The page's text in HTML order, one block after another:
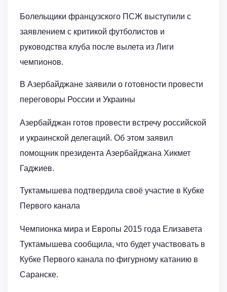
Болельщики французского ПСЖ выступили с
заявлением с критикой футболистов и
руководства клуба после вылета из Лиги
чемпионов.
В Азербайджане заявили о готовности провести
переговоры России и Украины
Азербайджан готов провести встречу российской
и украинской делегаций. Об этом заявил
помощник президента Азербайджана Хикмет
Гаджиев.
Туктамышева подтвердила своё участие в Кубке
Первого канала
Чемпионка мира и Европы 2015 года Елизавета
Туктамышева сообщила, что будет участвовать в
Кубке Первого канала по фигурному катанию в
Саранске.